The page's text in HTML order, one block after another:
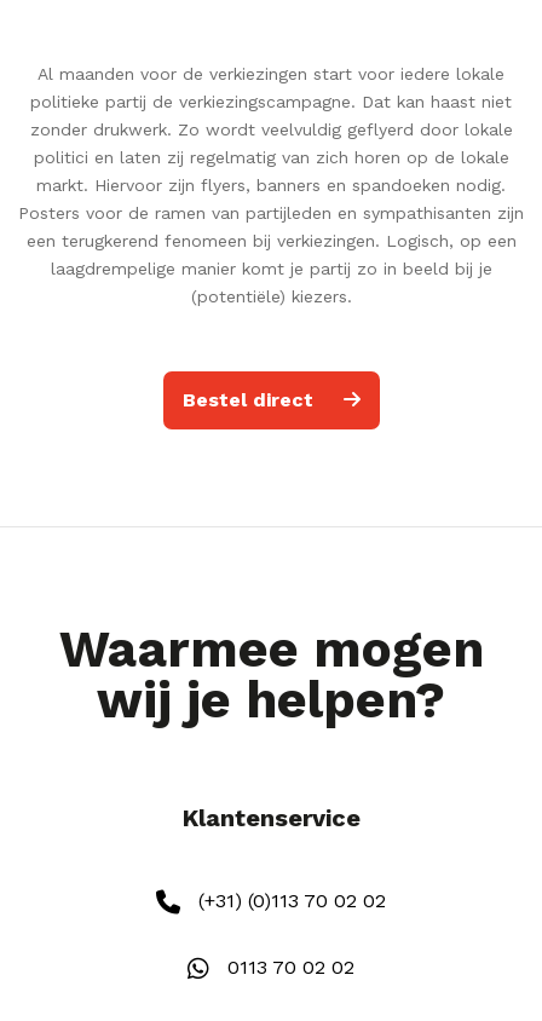
Al maanden voor de verkiezingen start voor iedere lokale
politieke partij de verkiezingscampagne. Dat kan haast niet
zonder drukwerk. Zo wordt veelvuldig geflyerd door lokale
politici en laten zij regelmatig van zich horen op de lokale
markt. Hiervoor zijn flyers, banners en spandoeken nodig.
Posters voor de ramen van partijleden en sympathisanten zijn
een terugkerend fenomeen bij verkiezingen. Logisch, op een
laagdrempelige manier komt je partij zo in beeld bij je
(potentiële) kiezers.
Bestel direct
Waarmee mogen
wij je helpen?
Klantenservice
(+31) (0)113 70 02 02
0113 70 02 02